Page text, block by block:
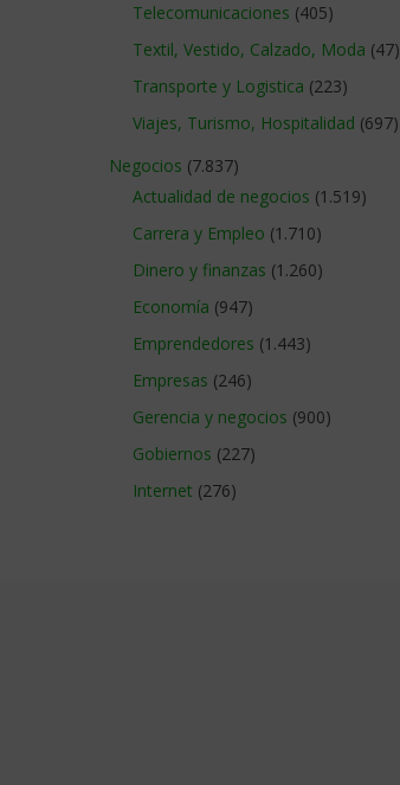
Telecomunicaciones (405)
Textil, Vestido, Calzado, Moda (47)
Transporte y Logistica (223)
Viajes, Turismo, Hospitalidad (697)
Negocios (7.837)
Actualidad de negocios (1.519)
Carrera y Empleo (1.710)
Dinero y finanzas (1.260)
Economía (947)
Emprendedores (1.443)
Empresas (246)
Gerencia y negocios (900)
Gobiernos (227)
Internet (276)